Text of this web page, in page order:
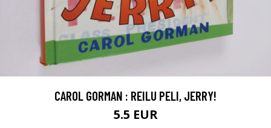
CAROL GORMAN : REILU PELI, JERRY!
5.5 EUR